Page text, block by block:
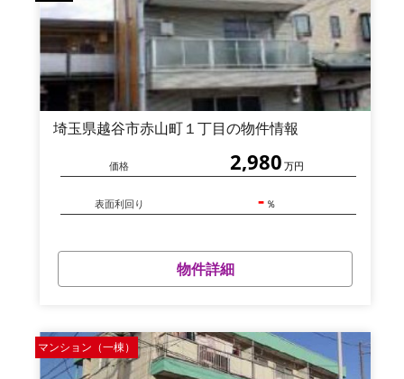
埼玉県越谷市赤山町１丁目の物件情報
価格 2,980 万円
表面利回り - ％
物件詳細
マンション（一棟）